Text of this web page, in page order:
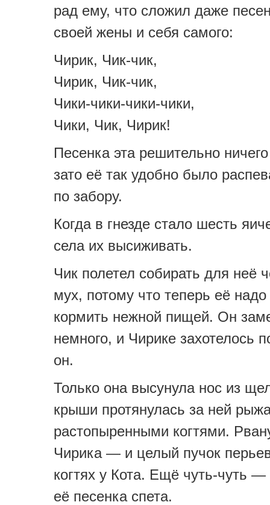
рад ему, что сложил даже
своей жены и себя самого:
Чирик, Чик-чик,
Чирик, Чик-чик,
Чики-чики-чики-чики,
Чики, Чик, Чирик!
Песенка эта решительно
зато её так удобно было
по забору.
Когда в гнезде стало шесть
села их высиживать.
Чик полетел собирать для неё
мух, потому что теперь её
кормить нежной пищей. Он
немного, и Чирике захотелось
он.
Только она высунула нос из
крыши протянулась за ней
растопыренными когтями.
Чирика — и целый пучок
когтях у Кота. Ещё чуть-чуть
её песенка спета.